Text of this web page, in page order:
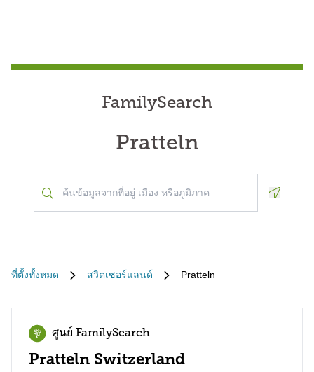
FamilySearch
Pratteln
ที่ตั้งทั้งหมด สวิตเซอร์แลนด์ Pratteln
ศูนย์ FamilySearch
Pratteln Switzerland